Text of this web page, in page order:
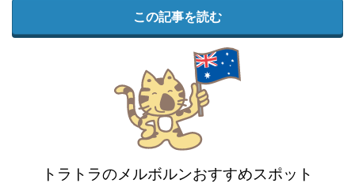
この記事を読む
トラトラのメルボルンおすすめスポット